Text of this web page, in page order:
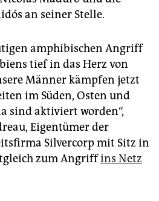
an seiner Stelle.
amphibischen Angriff
tief in das Herz von
Männer kämpfen jetzt
im Süden, Osten und
sind aktiviert worden“,
Eigentümer der
Silvercorp mit Sitz in
zum Angriffins Netz